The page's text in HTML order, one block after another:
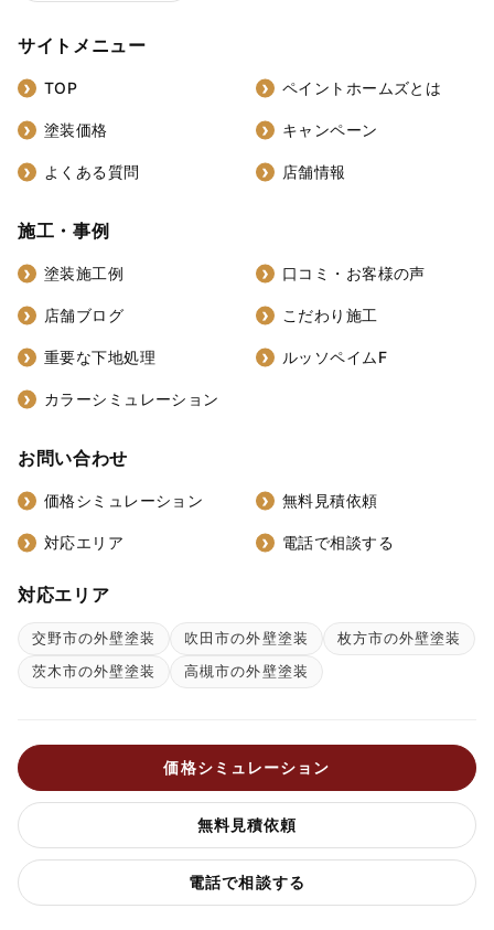
サイトメニュー
TOP ペイントホームズとは
塗装価格 キャンペーン
よくある質問 店舗情報
施工・事例
塗装施工例 口コミ・お客様の声
店舗ブログ こだわり施工
重要な下地処理 ルッソペイムF
カラーシミュレーション
お問い合わせ
価格シミュレーション 無料見積依頼
対応エリア 電話で相談する
対応エリア
交野市の外壁塗装 吹田市の外壁塗装
枚方市の外壁塗装
茨木市の外壁塗装
高槻市の外壁塗装
価格シミュレーション
無料見積依頼
電話で相談する